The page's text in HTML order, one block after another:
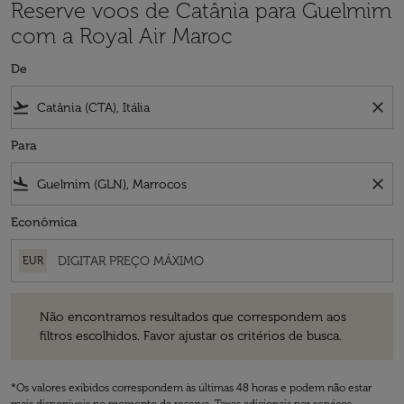
Reserve voos de Catânia para Guelmim
com a Royal Air Maroc
De
flight_takeoff close
Para
flight_land close
Econômica
EUR
Não encontramos resultados que correspondem aos
filtros escolhidos. Favor ajustar os critérios de busca.
*Os valores exibidos correspondem às últimas 48 horas e podem não estar